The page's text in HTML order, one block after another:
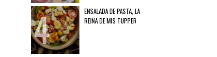
ENSALADA DE PASTA, LA
REINA DE MIS TUPPER